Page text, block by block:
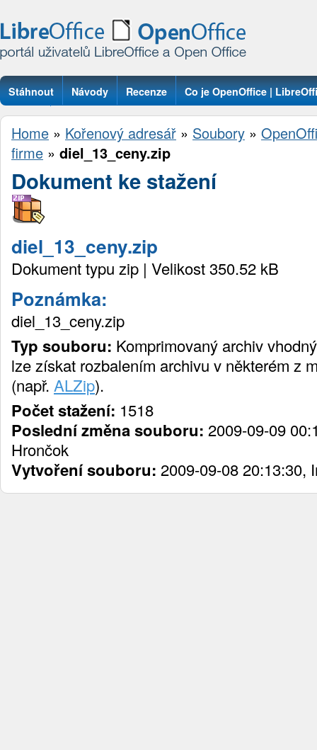
Stáhnout Návody Recenze Co je OpenOffice |
Otázky
Home » Kořenový adresář » Soubory »
firme » diel_13_ceny.zip
Dokument ke stažení
diel_13_ceny.zip
Dokument typu zip | Velikost 350.52 kB
Poznámka:
diel_13_ceny.zip
Typ souboru: Komprimovaný archiv
lze získat rozbalením archivu v některém z
(např. ALZip).
Počet stažení: 1518
Poslední změna souboru: 2009-09-09
Hrončok
Vytvoření souboru: 2009-09-08 20:13:30,